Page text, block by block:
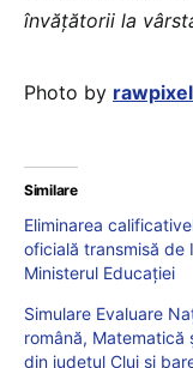
învățătorii la
Photo by
Similare
Eliminarea
oficială transmisă de
Ministerul Educației
Simulare Evaluare
română, Matematică
din județul Cluj și